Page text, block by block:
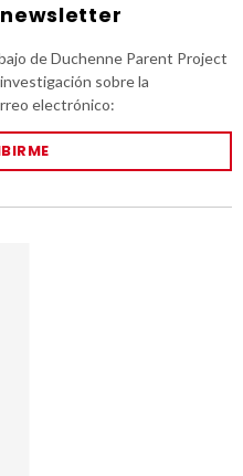
de Duchenne Parent Project
sobre la
electrónico: